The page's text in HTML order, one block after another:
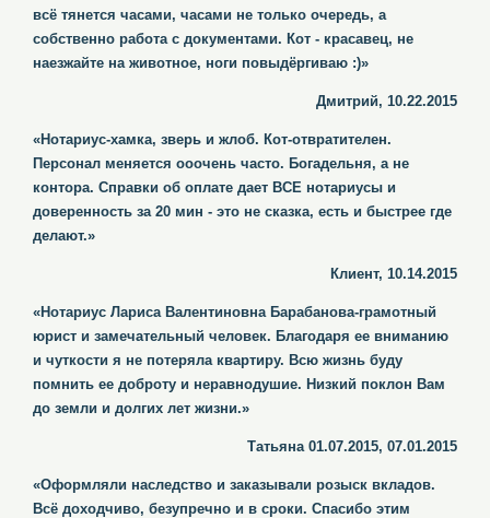
всё тянется часами, часами не только очередь, а
собственно работа с документами. Кот - красавец, не
наезжайте на животное, ноги повыдёргиваю :)»
Дмитрий, 10.22.2015
«Нотариус-хамка, зверь и жлоб. Кот-отвратителен.
Персонал меняется ооочень часто. Богадельня, а не
контора. Справки об оплате дает ВСЕ нотариусы и
доверенность за 20 мин - это не сказка, есть и быстрее где
делают.»
Клиент, 10.14.2015
«Нотариус Лариса Валентиновна Барабанова-грамотный
юрист и замечательный человек. Благодаря ее вниманию
и чуткости я не потеряла квартиру. Всю жизнь буду
помнить ее доброту и неравнодушие. Низкий поклон Вам
до земли и долгих лет жизни.»
Татьяна 01.07.2015, 07.01.2015
«Оформляли наследство и заказывали розыск вкладов.
Всё доходчиво, безупречно и в сроки. Спасибо этим